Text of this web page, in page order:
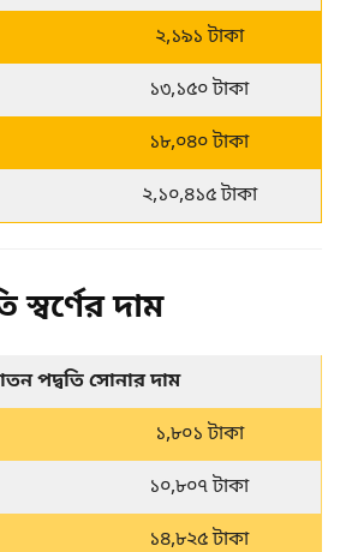
২,১৯১ টাকা
১৩,১৫০ টাকা
১৮,০৪০ টাকা
২,১০,৪১৫ টাকা
দাম
পদ্বতি সোনার দাম
১,৮০১ টাকা
১০,৮০৭ টাকা
১৪,৮২৫ টাকা